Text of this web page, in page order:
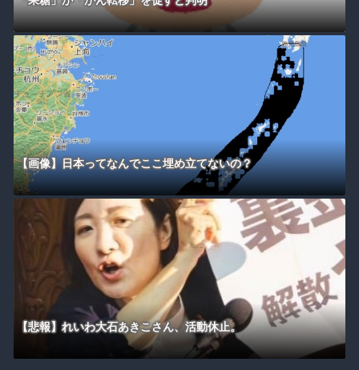
【画像】日本ってなんでここ埋め立てないの？
【悲報】れいわ大石あきこさん、活動休止。